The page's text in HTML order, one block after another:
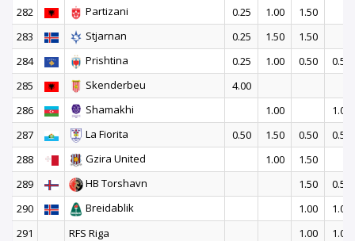
282
Partizani 0.25 1.00
1.50
283
Stjarnan 0.25 1.50
1.50
284
Prishtina 0.25 1.00 0.50
0.50
285
Skenderbeu
4.00
286
Shamakhi 1.00
1.00
287
La Fiorita 0.50 1.50 0.50
0.50
288
Gzira United 1.00
1.50
289
HB Torshavn 1.50
0.50
290
Breidablik 1.00
1.00
291
RFS Riga 1.00
1.00